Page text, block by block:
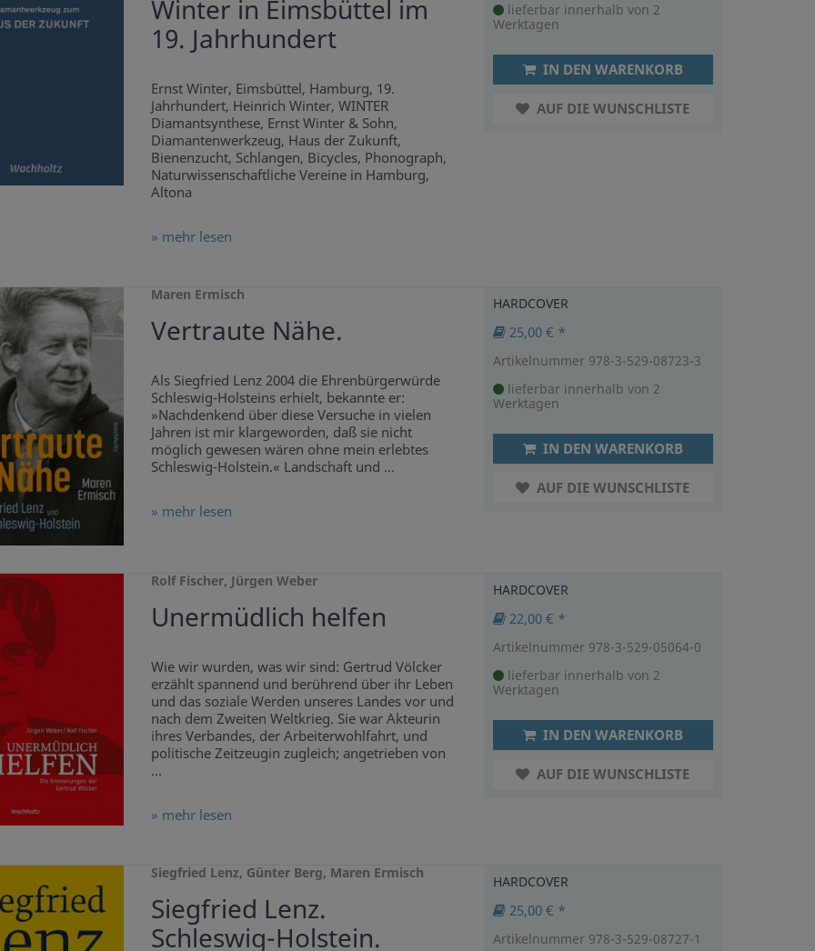
Winter in Eimsbüttel im
19. Jahrhundert
Ernst Winter, Eimsbüttel, Hamburg, 19.
Jahrhundert, Heinrich Winter, WINTER
Diamantsynthese, Ernst Winter & Sohn,
Diamantenwerkzeug, Haus der Zukunft,
Bienenzucht, Schlangen, Bicycles, Phonograph,
Naturwissenschaftliche Vereine in Hamburg,
Altona
» mehr lesen
lieferbar innerhalb von 2
Werktagen
IN DEN WARENKORB
AUF DIE WUNSCHLISTE
Maren Ermisch
Vertraute Nähe.
Als Siegfried Lenz 2004 die Ehrenbürgerwürde
Schleswig-Holsteins erhielt, bekannte er:
»Nachdenkend über diese Versuche in vielen
Jahren ist mir klargeworden, daß sie nicht
möglich gewesen wären ohne mein erlebtes
Schleswig-Holstein.« Landschaft und ...
» mehr lesen
HARDCOVER
25,00 € *
Artikelnummer 978-3-529-08723-3
lieferbar innerhalb von 2
Werktagen
IN DEN WARENKORB
AUF DIE WUNSCHLISTE
Rolf Fischer, Jürgen Weber
Unermüdlich helfen
Wie wir wurden, was wir sind: Gertrud Völcker
erzählt spannend und berührend über ihr Leben
und das soziale Werden unseres Landes vor und
nach dem Zweiten Weltkrieg. Sie war Akteurin
ihres Verbandes, der Arbeiterwohlfahrt, und
politische Zeitzeugin zugleich; angetrieben von
...
» mehr lesen
HARDCOVER
22,00 € *
Artikelnummer 978-3-529-05064-0
lieferbar innerhalb von 2
Werktagen
IN DEN WARENKORB
AUF DIE WUNSCHLISTE
Siegfried Lenz, Günter Berg, Maren Ermisch
Siegfried Lenz.
Schleswig-Holstein.
HARDCOVER
25,00 € *
Artikelnummer 978-3-529-08727-1